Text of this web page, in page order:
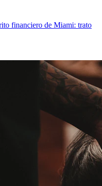
financiero de Miami: trato